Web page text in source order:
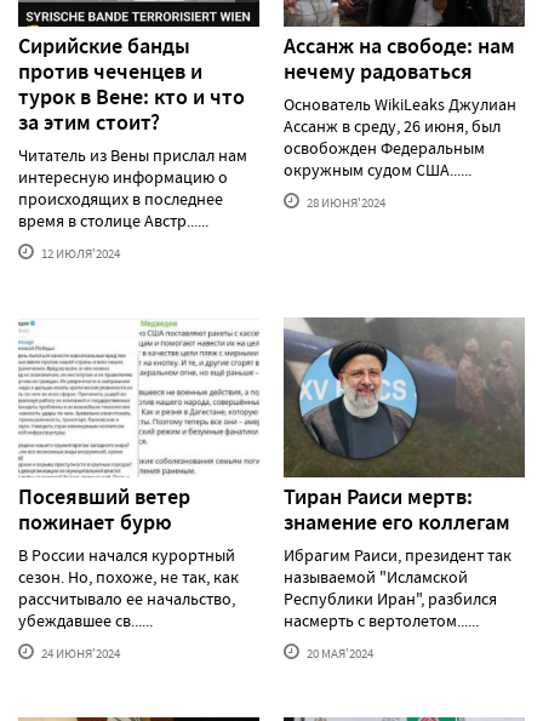
Сирийские банды
против чеченцев и
турок в Вене: кто и что
за этим стоит?
Читатель из Вены прислал нам
интересную информацию о
происходящих в последнее
время в столице Австр......
12 ИЮЛЯ'2024
Ассанж на свободе: нам
нечему радоваться
Основатель WikiLeaks Джулиан
Ассанж в среду, 26 июня, был
освобожден Федеральным
окружным судом США......
28 ИЮНЯ'2024
Посеявший ветер
пожинает бурю
В России начался курортный
сезон. Но, похоже, не так, как
рассчитывало ее начальство,
убеждавшее св......
24 ИЮНЯ'2024
Тиран Раиси мертв:
знамение его коллегам
Ибрагим Раиси, президент так
называемой "Исламской
Республики Иран", разбился
насмерть с вертолетом......
20 МАЯ'2024